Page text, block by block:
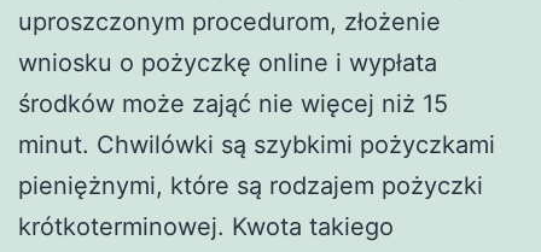
uproszczonym procedurom, złożenie
wniosku o pożyczkę online i wypłata
środków może zająć nie więcej niż 15
minut. Chwilówki są szybkimi pożyczkami
pieniężnymi, które są rodzajem pożyczki
krótkoterminowej. Kwota takiego